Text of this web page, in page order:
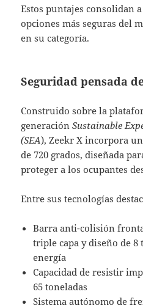
Estos puntajes consolidan
opciones más seguras del
en su categoría.
Seguridad pensada
Construido sobre la
generaciónSustainable
(SEA), Zeekr X incorpora
de 720 grados, diseñada
proteger a los ocupantes
Entre sus tecnologías
Barra anti-colisión
triple capa y diseño de
energía
Capacidad de resistir
65 toneladas
Sistema autónomo de